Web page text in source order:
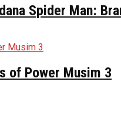
Spider Man:
of Power Musim 3